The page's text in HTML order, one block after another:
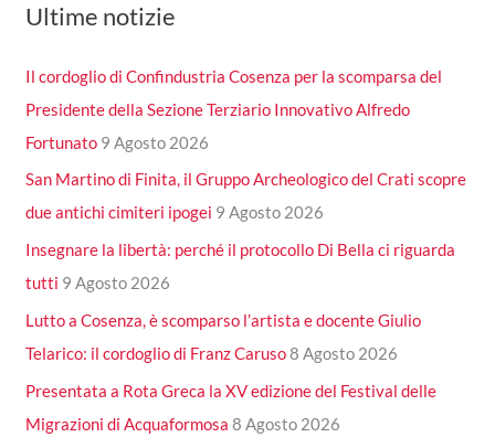
Ultime notizie
Il cordoglio di Confindustria Cosenza per la scomparsa del
Presidente della Sezione Terziario Innovativo Alfredo
Fortunato 9 Agosto 2026
San Martino di Finita, il Gruppo Archeologico del Crati scopre
due antichi cimiteri ipogei 9 Agosto 2026
Insegnare la libertà: perché il protocollo Di Bella ci riguarda
tutti 9 Agosto 2026
Lutto a Cosenza, è scomparso l’artista e docente Giulio
Telarico: il cordoglio di Franz Caruso8 Agosto 2026
Presentata a Rota Greca la XV edizione del Festival delle
Migrazioni di Acquaformosa 8 Agosto 2026